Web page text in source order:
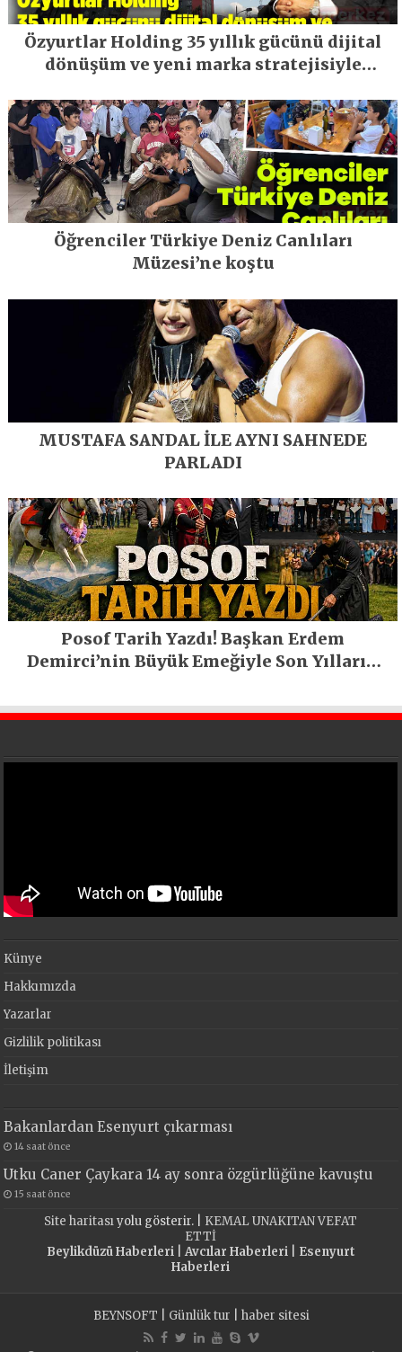
Özyurtlar Holding 35 yıllık gücünü dijital
dönüşüm ve yeni marka stratejisiyle
Öğrenciler Türkiye Deniz Canlıları
Müzesi’ne koştu
MUSTAFA SANDAL İLE AYNI SAHNEDE
PARLADI
Posof Tarih Yazdı! Başkan Erdem
Demirci’nin Büyük Emeğiyle Son Yılların
Künye
Hakkımızda
Yazarlar
Gizlilik politikası
İletişim
Bakanlardan Esenyurt çıkarması
14 saat önce
Utku Caner Çaykara 14 ay sonra özgürlüğüne kavuştu
15 saat önce
Site haritasıyolu gösterir. | KEMAL UNAKITAN VEFAT
ETTİ
Beylikdüzü Haberleri| Avcılar Haberleri| Esenyurt
Haberleri
BEYNSOFT Günlük tur haber sitesi